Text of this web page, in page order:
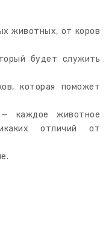
животных, от коров
будет служить
которая поможет
— каждое животное
отличий от